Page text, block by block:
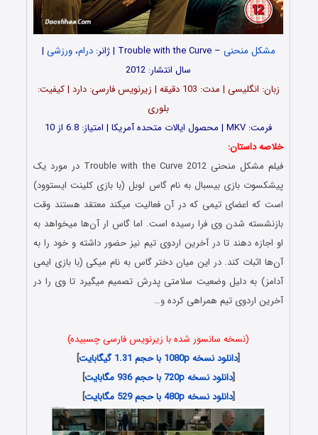
مشکل منحنی – Trouble with the Curve | ژانر: درام،ورزشی |
سال انتشار: 2012
زبان: انگلیسی | مدت: 103 دقیقه | زیرنویس فارسی: دارد | کیفیت:
بلوری
فرمت: MKV | محصول ایالات متحده آمریکا | امتیاز: 6.8 از 10
خلاصه داستان:
فیلم مشکل منحنی Trouble with the Curve 2012 در مورد یک
پیشکسوت بازی بیسبال به نام گاس لوبل (با بازی کلینت ایستوود)
است که اعضای تیمی که در آن فعالیت میکند معتقد هستند وقت
بازنشسته شدن وی فرا رسیده است. اما گاس ار آن‌ها میخواهد به
او اجازه دهند تا در آخرین اردوی تیم نیز حضور داشته و خود را به
آن‌ها اثبات کند. در این میان دختر گاس به نام میکی (با بازی ایمی
آدامز) به دلیل وضعیت سلامتی پدرش تصمیم میگیرد تا وی را در
آخرین اردوی تیم همراهی کرده و…
(نسخه سانسور شده با زیرنویس فارسی چسبیده)
[دانلود نسخه 1080p با حجم 1.31 گیگابایت
]
[دانلود نسخه 720p با حجم 936 مگابایت
]
[دانلود نسخه 480p با حجم 529 مگابایت ]